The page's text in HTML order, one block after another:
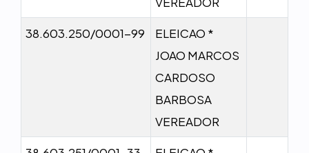
38.603.250/0001-99
ELEICAO *
JOAO MARCOS
CARDOSO
BARBOSA
VEREADOR